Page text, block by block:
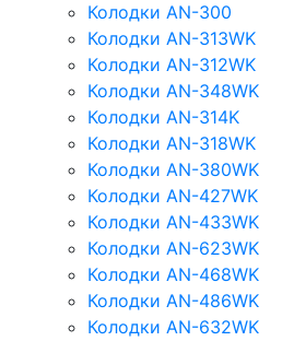
Колодки AN-300
Колодки AN-313WK
Колодки AN-312WK
Колодки AN-348WK
Колодки AN-314K
Колодки AN-318WK
Колодки AN-380WK
Колодки AN-427WK
Колодки AN-433WK
Колодки AN-623WK
Колодки AN-468WK
Колодки AN-486WK
Колодки AN-632WK